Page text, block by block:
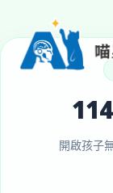
開啟孩子